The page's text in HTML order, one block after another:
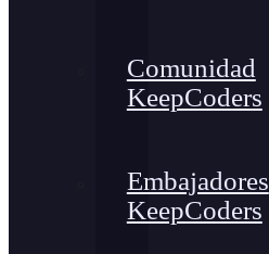
Comunidad
KeepCoders
Embajadores
KeepCoders